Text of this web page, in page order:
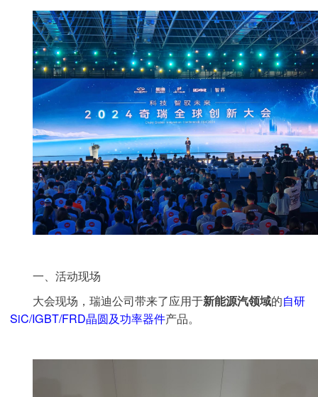
一、活动现场
大会现场，瑞迪公司带来了应用于新能源汽领域的自研
SiC/IGBT/FRD晶圆及功率器件产品。